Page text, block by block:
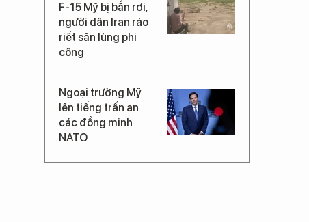
F-15 Mỹ bị bắn rơi,
người dân Iran ráo
riết săn lùng phi
công
Ngoại trưởng Mỹ
lên tiếng trấn an
các đồng minh
NATO